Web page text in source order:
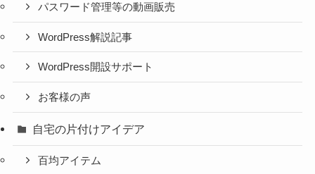
パスワード管理等の動画販売
WordPress解説記事
WordPress開設サポート
お客様の声
自宅の片付けアイデア
百均アイテム